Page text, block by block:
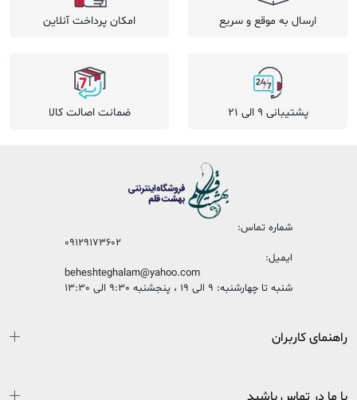
ارسال به موقع و سریع امکان پرداخت آنلاین
پشتیبانی 9 الی 21 ضمانت اصالت کالا
شماره تماس:
09129173602
ایمیل:
beheshteghalam@yahoo.com
شنبه تا چهارشنبه: 9 الی 19 ، پنجشنبه 9:30 الی 13:30
راهنمای کاربران